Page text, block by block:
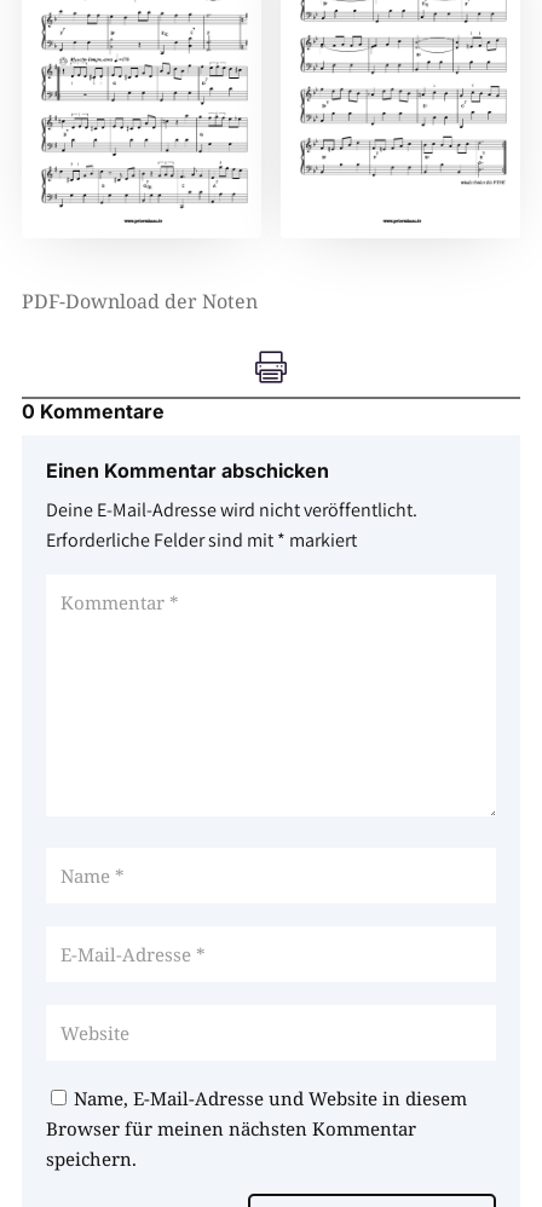
PDF-Download der Noten

0 Kommentare
Einen Kommentar abschicken
Deine E-Mail-Adresse wird nicht veröffentlicht.
Erforderliche Felder sind mit* markiert
Name, E-Mail-Adresse und Website in diesem
Browser für meinen nächsten Kommentar
speichern.